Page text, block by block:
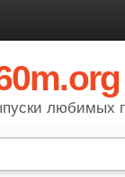
любимых